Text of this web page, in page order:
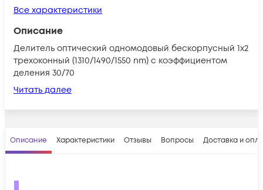
Все характеристики
Описание
Делитель оптический одномодовый бескорпусный 1х2
трехоконный (1310/1490/1550 nm) с коэффициентом
деления 30/70
Читать далее
Описание Характеристики Отзывы Вопросы Доставка и